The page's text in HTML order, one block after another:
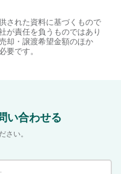
された資料に基づくもので
が責任を負うものではあり
却・譲渡希望金額のほか
です。